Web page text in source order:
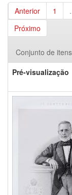
Anterior 1
Próximo
Conjunto de
Pré-visualização